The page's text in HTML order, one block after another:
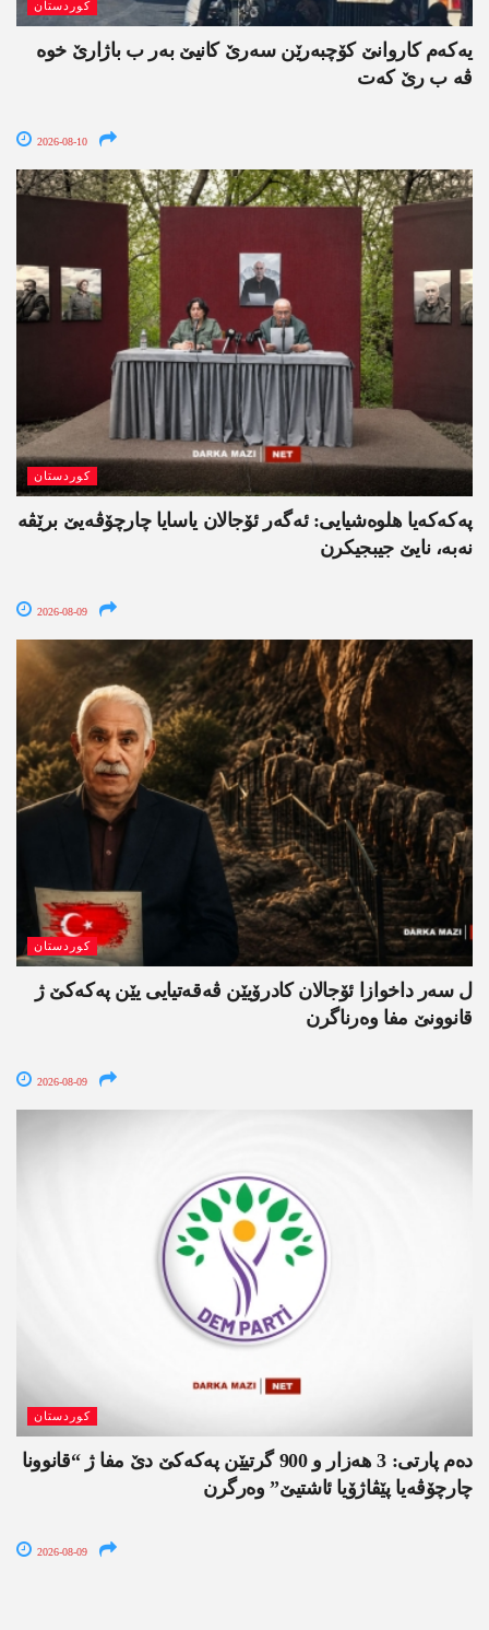
کوردستان
یەکەم کاروانێ کۆچبەرێن سەرێ کانیێ بەر ب باژارێ خوە
ڤە ب رێ کەت
2026-08-10
کوردستان
په‌كه‌كه‌یا هلوه‌شیایی: ئەگەر ئۆجالان یاسایا چارچۆڤەیێ برێڤە
نه‌به‌، نایێ جیبجیکرن
2026-08-09
کوردستان
ل سەر داخوازا ئۆجالان کادرۆیێن ڤەقەتیایی یێن پەکەکێ ژ
قانوونێ مفا وەرناگرن
2026-08-09
کوردستان
دەم پارتی: 3 ھەزار و 900 گرتیێن پەکەکێ دێ مفا ژ “قانوونا
چارچۆڤەیا پێڤاژۆیا ئاشتیێ” وەرگرن
2026-08-09